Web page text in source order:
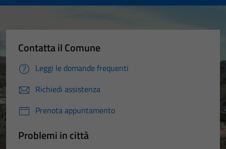
Contatta il Comune
Leggi le domande frequenti
Richiedi assistenza
Prenota appuntamento
Problemi in città